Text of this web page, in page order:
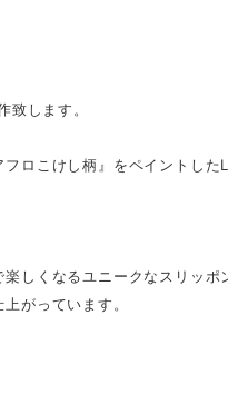
します。
ロこけし柄』をペイントし
しくなるユニークなスリッポ
がっています。